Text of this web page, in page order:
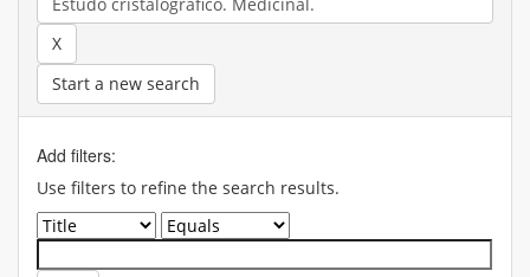
Start a new search
Add filters:
Use filters to refine the search results.